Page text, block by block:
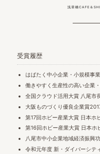
浅草橋CAFE＆
受賞履歴
はばたく中小企業・小規模事
働きやすく生産性の高い企業
全国クラウド活用大賞 八尾市
大阪ものづくり優良企業賞
第17回ホビー産業大賞 日本ホ
第16回ホビー産業大賞 日本ホ
八尾市中小企業地域経済振興
令和元年度 新・ダイバーシテ